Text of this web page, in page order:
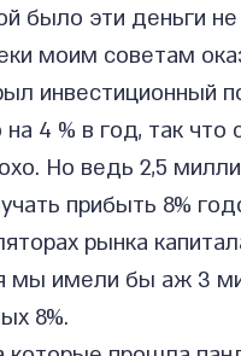
было эти деньги не
моим советам
4 % в год, так
Но ведь 2,5
прибыть 8%
рынка
мы имели бы аж 3
8%.